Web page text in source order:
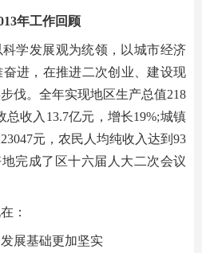
年工作回顾
科学发展观为统领，以城市经济
进，在推进二次创业、建设现
伐。全年实现地区生产总值218
总收入13.7亿元，增长19%;城镇
元，农民人均纯收入达到93
完成了区十六届人大二次会议
：
展基础更加坚实